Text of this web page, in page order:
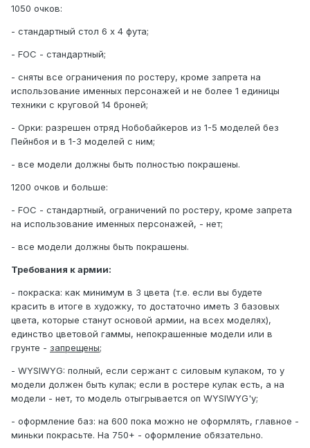
1050 очков:
- стандартный стол 6 х 4 фута;
- FOC - стандартный;
- сняты все ограничения по ростеру, кроме запрета на
использование именных персонажей и не более 1 единицы
техники с круговой 14 броней;
- Орки: разрешен отряд Нобобайкеров из 1-5 моделей без
Пейнбоя и в 1-3 моделей с ним;
- все модели должны быть полностью покрашены.
1200 очков и больше:
- FOC - стандартный, ограничений по ростеру, кроме запрета
на использование именных персонажей, - нет;
- все модели должны быть покрашены.
Требования к армии:
- покраска: как минимум в 3 цвета (т.е. если вы будете
красить в итоге в художку, то достаточно иметь 3 базовых
цвета, которые станут основой армии, на всех моделях),
единство цветовой гаммы, непокрашенные модели или в
грунте - запрещены;
- WYSIWYG: полный, если сержант с силовым кулаком, то у
модели должен быть кулак; если в ростере кулак есть, а на
модели - нет, то модель отыгрывается оп WYSIWYG'у;
- оформление баз: на 600 пока можно не оформлять, главное -
миньки покрасьте. На 750+ - оформление обязательно.